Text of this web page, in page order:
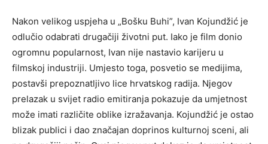
Nakon velikog uspjeha u „Bošku Buhi”, Ivan Kojundžić je
odlučio odabrati drugačiji životni put. Iako je film donio
ogromnu popularnost, Ivan nije nastavio karijeru u
filmskoj industriji. Umjesto toga, posvetio se medijima,
postavši prepoznatljivo lice hrvatskog radija. Njegov
prelazak u svijet radio emitiranja pokazuje da umjetnost
može imati različite oblike izražavanja. Kojundžić je ostao
blizak publici i dao značajan doprinos kulturnoj sceni, ali